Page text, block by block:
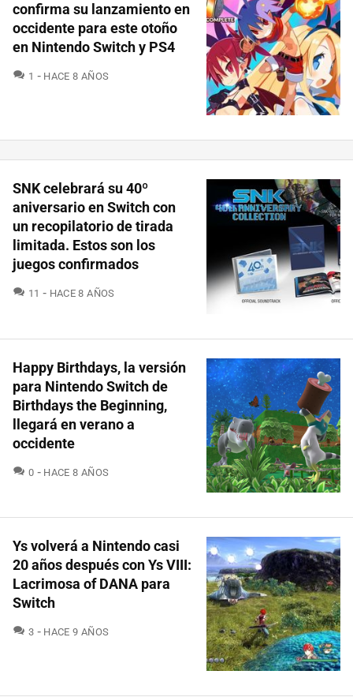
confirma su lanzamiento en
occidente para este otoño
en Nintendo Switch y PS4
1 COMENTARIOS
HACE 8 AÑOS
SNK celebrará su 40º
aniversario en Switch con
un recopilatorio de tirada
limitada. Estos son los
juegos confirmados
11 COMENTARIOS
HACE 8 AÑOS
Happy Birthdays, la versión
para Nintendo Switch de
Birthdays the Beginning,
llegará en verano a
occidente
0 COMENTARIOS
HACE 8 AÑOS
Ys volverá a Nintendo casi
20 años después con Ys VIII:
Lacrimosa of DANA para
Switch
3 COMENTARIOS
HACE 9 AÑOS